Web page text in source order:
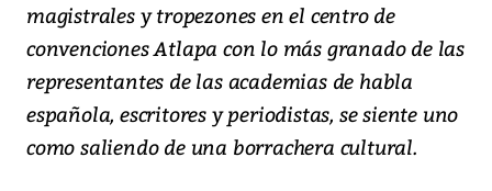
magistrales y tropezones en el centro de
convenciones Atlapa con lo más granado de las
representantes de las academias de habla
española, escritores y periodistas, se siente uno
como saliendo de una borrachera cultural.